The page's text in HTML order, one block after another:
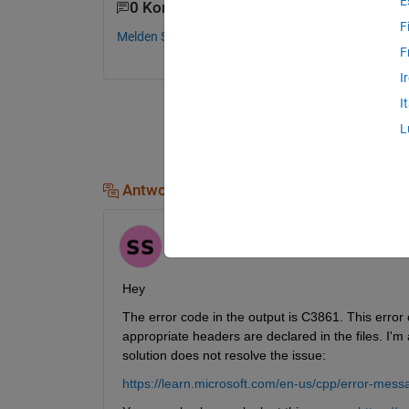
0 Kommentare
Melden Sie sich an, um zu kommentieren.
Antworten (1)
Hey
The error code in the output is C3861. This
appropriate headers are declared in the files.
solution does not resolve the issue:
https://learn.microsoft.com/en-us/cpp/error-